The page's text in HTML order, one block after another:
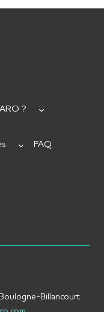
?
FAQ
Billancourt